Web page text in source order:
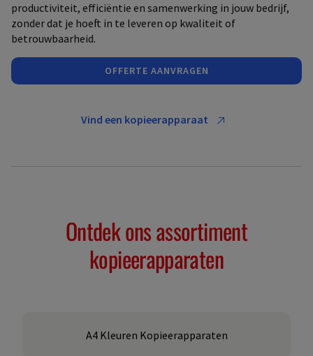
productiviteit, efficiëntie en samenwerking in jouw bedrijf,
zonder dat je hoeft in te leveren op kwaliteit of
betrouwbaarheid.
OFFERTE AANVRAGEN
Vind een kopieerapparaat
Ontdek ons assortiment
kopieerapparaten
A4 Kleuren Kopieerapparaten